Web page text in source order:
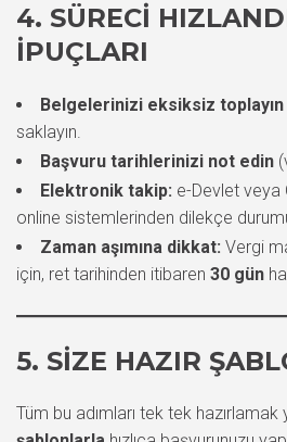
4. SÜRECI
İPUÇLARI
Belgelerinizi eksiksiz toplayın
saklayın.
Başvuru tarihlerinizi not edin
Elektronik takip: e-Devlet veya
online sistemlerinden dilekçe
Zaman aşımına dikkat: Vergi
için, ret tarihinden itibaren 30 gün
5. SIZE HAZIR
Tüm bu adımları tek tek hazırlamak